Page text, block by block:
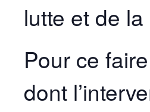
lutte et de
Pour ce
dont